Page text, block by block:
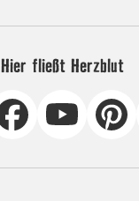
Hier fließt Herzblut